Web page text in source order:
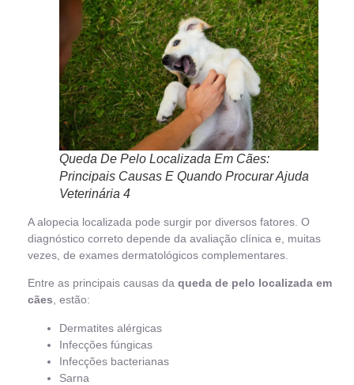
Queda De Pelo Localizada Em Cães:
Principais Causas E Quando Procurar Ajuda
Veterinária 4
A alopecia localizada pode surgir por diversos fatores. O
diagnóstico correto depende da avaliação clínica e, muitas
vezes, de exames dermatológicos complementares.
Entre as principais causas da queda de pelo localizada em
cães , estão:
Dermatites alérgicas
Infecções fúngicas
Infecções bacterianas
Sarna